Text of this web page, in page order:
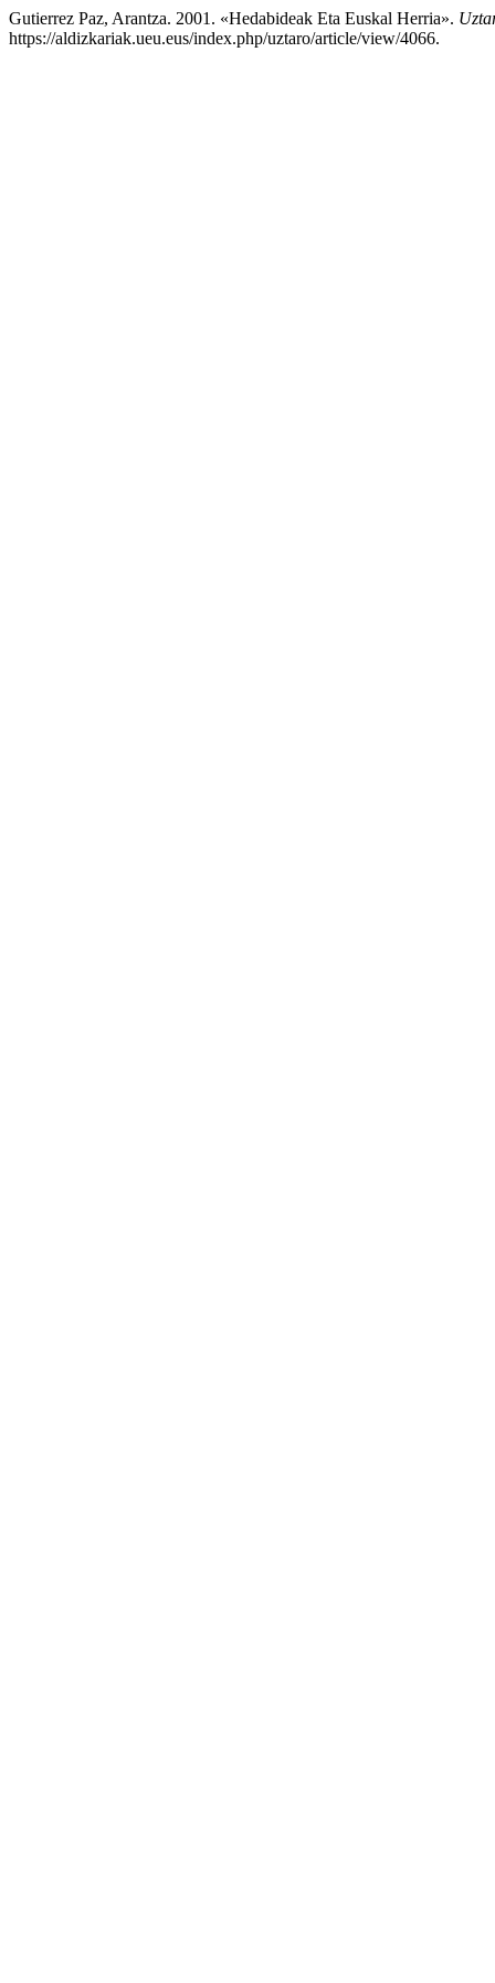
Gutierrez Paz, Arantza. 2001. «Hedabideak Eta Euskal Herria».
https://aldizkariak.ueu.eus/index.php/uztaro/article/view/4066.